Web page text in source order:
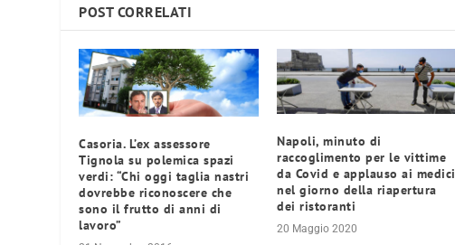
POST CORRELATI
Casoria. L’ex assessore
Tignola su polemica spazi
verdi: “Chi oggi taglia nastri
dovrebbe riconoscere che
sono il frutto di anni di
lavoro”
Napoli, minuto di
raccoglimento per le vittime
da Covid e applauso ai medici
nel giorno della riapertura
dei ristoranti
20 Maggio 2020